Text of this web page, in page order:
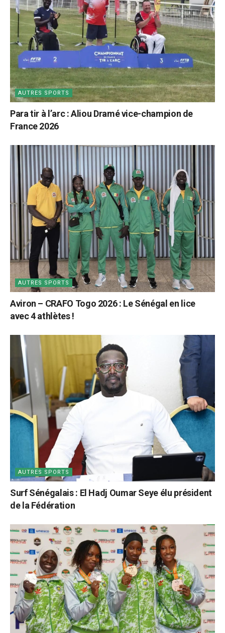
AUTRES SPORTS
Para tir à l’arc : Aliou Dramé vice-champion de
France 2026
AUTRES SPORTS
Aviron – CRAFO Togo 2026 : Le Sénégal en lice
avec 4 athlètes !
AUTRES SPORTS
Surf Sénégalais : El Hadj Oumar Seye élu président
de la Fédération